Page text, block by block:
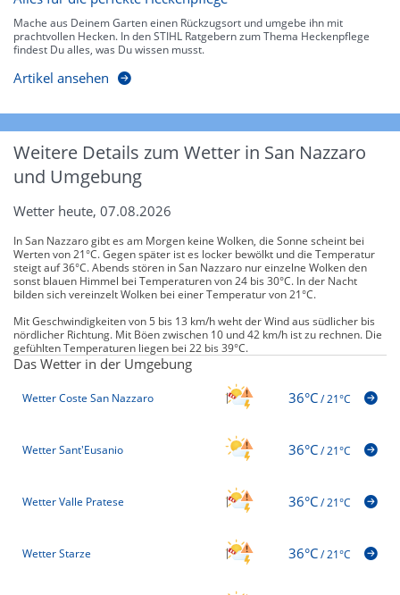
Mache aus Deinem Garten einen Rückzugsort und umgebe ihn mit
prachtvollen Hecken. In den STIHL Ratgebern zum Thema Heckenpflege
findest Du alles, was Du wissen musst.
Artikel ansehen
Weitere Details zum Wetter in San Nazzaro
und Umgebung
Wetter heute, 07.08.2026
In San Nazzaro gibt es am Morgen keine Wolken, die Sonne scheint bei
Werten von 21°C. Gegen später ist es locker bewölkt und die Temperatur
steigt auf 36°C. Abends stören in San Nazzaro nur einzelne Wolken den
sonst blauen Himmel bei Temperaturen von 24 bis 30°C. In der Nacht
bilden sich vereinzelt Wolken bei einer Temperatur von 21°C.
Mit Geschwindigkeiten von 5 bis 13 km/h weht der Wind aus südlicher bis
nördlicher Richtung. Mit Böen zwischen 10 und 42 km/h ist zu rechnen. Die
gefühlten Temperaturen liegen bei 22 bis 39°C.
Das Wetter in der Umgebung
Wetter Coste San Nazzaro 36°C/21°C
Wetter Sant'Eusanio 36°C/21°C
Wetter Valle Pratese 36°C/21°C
Wetter Starze 36°C/21°C